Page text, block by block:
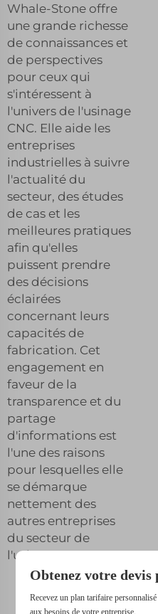
Whale-Stone offre
une grande richesse
de connaissances et
de perspectives
pour ceux qui
s'intéressent à
l'univers de l'usinage
CNC. Elle aide les
entreprises
industrielles à suivre
l'actualité du
secteur, des études
de cas et les
meilleures pratiques
afin qu'elles
puissent prendre
des décisions
éclairées
concernant leurs
capacités de
fabrication. Cet
engagement en
faveur de la
transparence et du
partage
d'informations est
l'une des raisons
pour lesquelles elle
se démarque
nettement des
autres entreprises
du secteur de
l'usinage CNC.
Obtenez votre devis
Recevez un plan tarifaire
aux besoins de votre entreprise.